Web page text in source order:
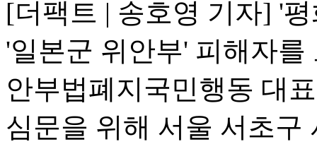
[더팩트 | 송호영 기자] '
'일본군 위안부' 피해자
안부법폐지국민행동 대
심문을 위해 서울 서초구